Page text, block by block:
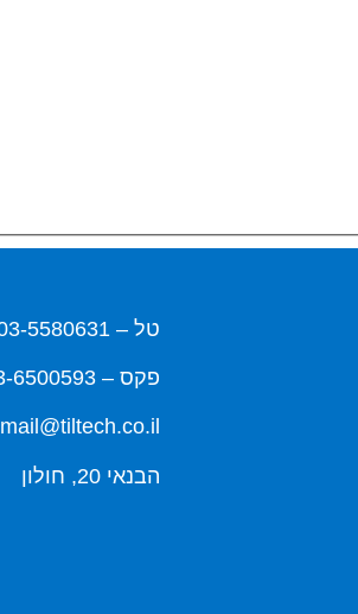
טל – 03-5580631
פקס – 03-6500593
mail@tiltech.co.il
הבנאי 20, חולון